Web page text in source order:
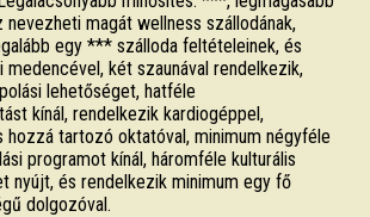
magát wellness szállodának,
egy *** szálloda feltételeinek, és
két szaunával rendelkezik,
lehetőséget, hatféle
kínál, rendelkezik kardiogéppel,
tartozó oktatóval, minimum négyféle
programot kínál, háromféle kulturális
nyújt, és rendelkezik minimum egy fő
dolgozóval.